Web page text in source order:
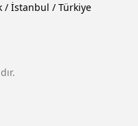
/ İstanbul / Türkiye